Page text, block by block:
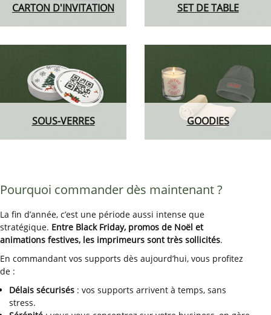
CARTON D'INVITATION SET DE TABLE
SOUS-VERRES GOODIES
Pourquoi commander dès maintenant ?
La fin d’année, c’est une période aussi intense que
stratégique. Entre Black Friday, promos de Noël et
animations festives, les imprimeurs sont très sollicités.
En commandant vos supports dès aujourd’hui, vous profitez
de :
Délais sécurisés : vos supports arrivent à temps, sans
stress.